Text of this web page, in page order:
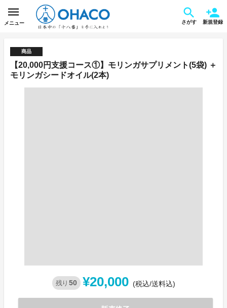
メニュー さがす 新規登録
商品
【20,000円支援コース①】モリンガサプリメント(5袋) ＋
モリンガシードオイル(2本)
残り 50 ¥20,000 (税込/送料込)